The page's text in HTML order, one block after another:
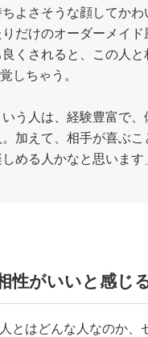
ちよさそうな顔してかわ
だけのオーダーメイ
くされると、この人と
しちゃう。
う人は、経験豊富で
加えて、相手が喜ぶこ
める人かなと思います
性がいいと感じ
とはどんな人なのか、